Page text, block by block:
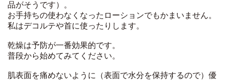
品がそうです）。
お手持ちの使わなくなったローションでもかまいません。
私はデコルテや首に使ったりします。
乾燥は予防が一番効果的です。
普段から始めてみてください。
肌表面を痛めないように（表面で水分を保持するので）優